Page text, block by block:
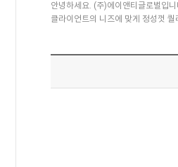
안녕하세요. (주)에이앤티글로벌입니
클라이언트의 니즈에 맞게 정성껏